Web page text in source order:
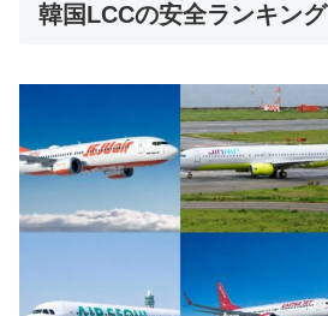
韓国LCCの安全ランキング